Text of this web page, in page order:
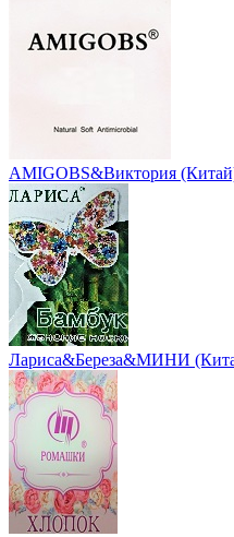
AMIGOBS&Виктория
Лариса&Береза&МИНИ